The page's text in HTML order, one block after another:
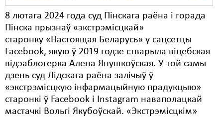
8 лютага 2024 года суд Пінскага раёна і горада
Пінска прызнаў «экстрэмісцкай»
старонку «Настоящая Беларусь» у сацсетцы
Facebook, якую ў 2019 годзе стварыла віцебская
відэаблогерка Алена Янушкоўская. У той самы
дзень суд Лідскага раёна залічыў ў
«экстрэмісцкую інфармацыйную прадукцыю»
старонкі ў Facebook і Instagram наваполацкай
мастачкі Вольгі Якубоўскай. «Экстрэмісцкім»